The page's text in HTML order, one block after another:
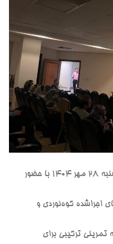
جلسه عمومی باشگاه همت شمیران روز دوشنبه ۲۸ مهر ۱۴۰۴ با حضور
کوه‌نوردی و
ترکیبی برای